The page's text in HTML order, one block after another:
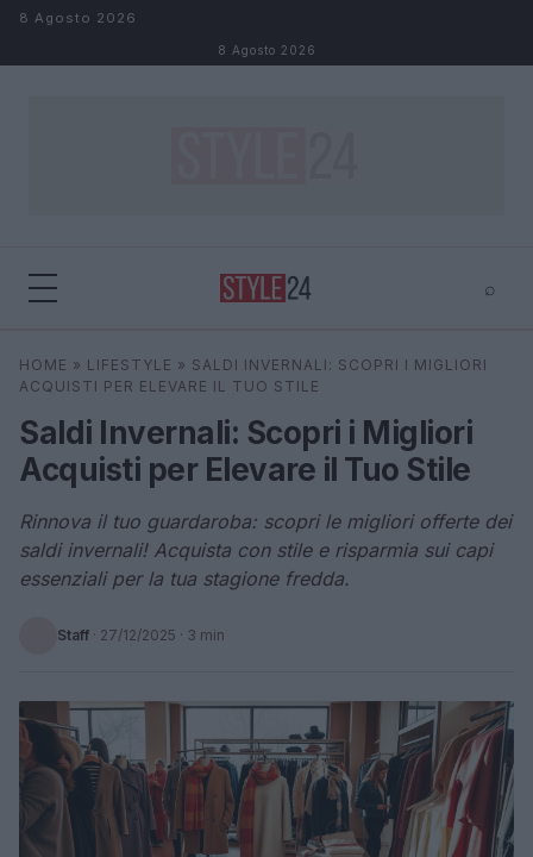
Salta al contenuto
8 Agosto 2026
8 Agosto 2026
⌕
Cerca ⌕ ×
HOME » LIFESTYLE » SALDI INVERNALI: SCOPRI I MIGLIORI
ACQUISTI PER ELEVARE IL TUO STILE
Saldi Invernali: Scopri i Migliori
Acquisti per Elevare il Tuo Stile
Rinnova il tuo guardaroba: scopri le migliori offerte dei
saldi invernali! Acquista con stile e risparmia sui capi
essenziali per la tua stagione fredda.
Staff · 27/12/2025 · 3 min